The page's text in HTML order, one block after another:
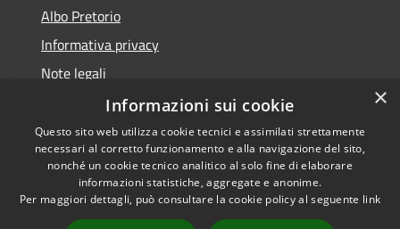
Albo Pretorio
Informativa privacy
Note legali
Dichiarazione di accessibilità
RSS
Accessibilità
Copyright © 2026 • Comune di
×
Informazioni sui cookie
Questo sito web utilizza cookie tecnici e assimilati strettamente
necessari al corretto funzionamento e alla navigazione del sito,
nonché un cookie tecnico analitico al solo fine di elaborare
informazioni statistiche, aggregate e anonime.
Per maggiori dettagli, può consultare la cookie policy al seguente link